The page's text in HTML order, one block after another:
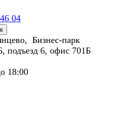
04
Бизнес-парк
подъезд 6, офис 701Б
18:00